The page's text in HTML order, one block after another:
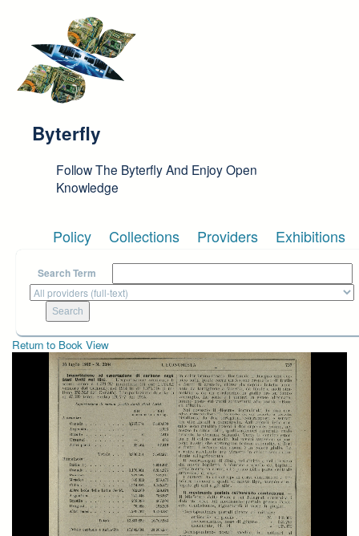
Byterfly
Follow The Byterfly And Enjoy Open
Knowledge
Policy Collections Providers Exhibitions
Search Term
Return to Book View